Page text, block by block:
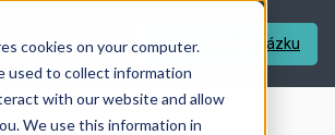
cookies on your computer.
used to collect information
with our website and allow
We use this information in
Rezervujte Si Ukázku